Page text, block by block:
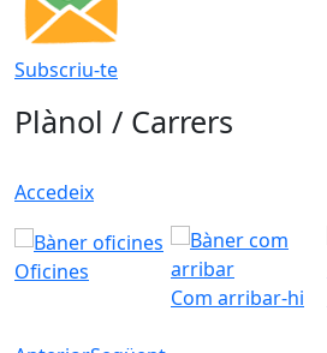
Subscriu-te
Plànol / Carrers
Accedeix
Oficines
Com arribar-hi